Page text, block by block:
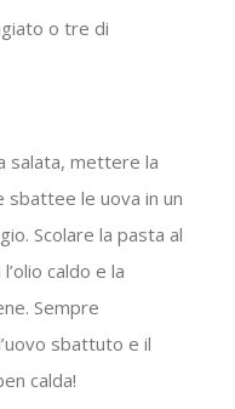
o tre di
salata, mettere la
sbattee le uova in un
Scolare la pasta al
caldo e la
Sempre
sbattuto e il
calda!